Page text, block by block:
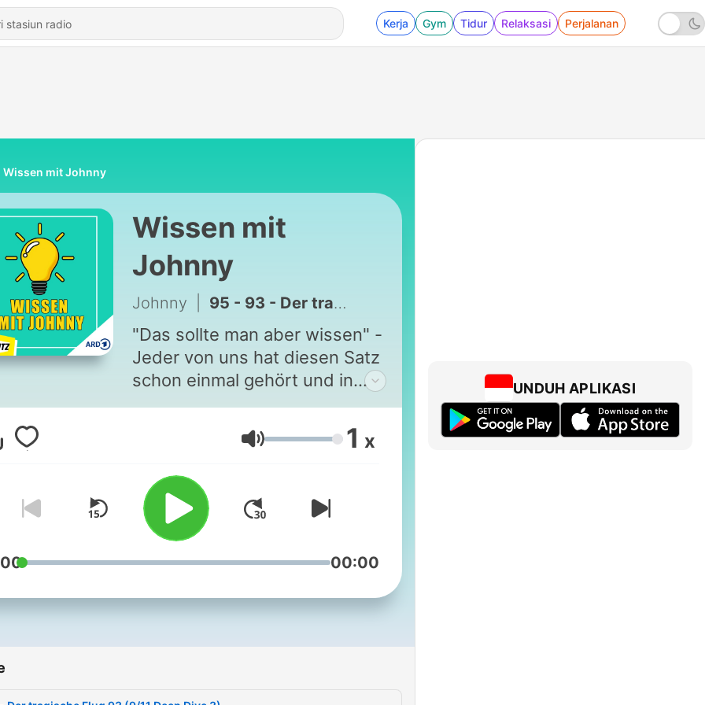
Kerja Gym Tidur Relaksasi Perjalanan
Wissen mit Johnny
Wissen mit
Johnny
Johnny 95 - 93 - Der tragische Flug 93 (9/11 Deep Dive 3)
ㅤㅤ"Das sollte man aber wissen" -
Jeder von uns hat diesen Satz
schon einmal gehört und in
diesem Podcast kümmern wir
uns kurz und knapp um genau
diese Themen - indem wir in
sie eintauchen! 🌎 ⠀⠀
Gewinner-Podcast des
Deutschen Podcast Preis 2026
in der Kategorie Bildung,
Technologie und Wissen 🧠 ⠀
https://www.whatsapp.com/channel/0029Vb7fH75IXnlkhsu1Rj01
https://www.instagram.com/wissenmitjohnny/reels
kontakt@wissenmitjohnny.de
Volume 1 x
00:00
UNDUH APLIKASI